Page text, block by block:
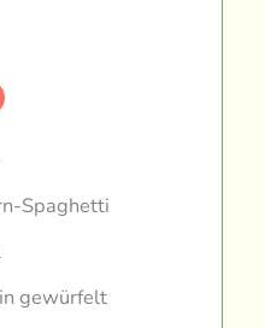
Spaghetti
gewürfelt